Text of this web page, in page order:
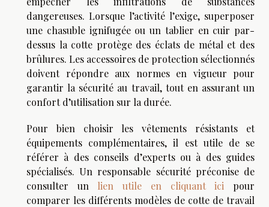
dangereuses. Lorsque l’activité l’exige, superposer
une chasuble ignifugée ou un tablier en cuir par-
dessus la cotte protège des éclats de métal et des
brûlures. Les accessoires de protection sélectionnés
doivent répondre aux normes en vigueur pour
garantir la sécurité au travail, tout en assurant un
confort d’utilisation sur la durée.
Pour bien choisir les vêtements résistants et
équipements complémentaires, il est utile de se
référer à des conseils d’experts ou à des guides
spécialisés. Un responsable sécurité préconise de
consulter un lien utile en cliquant ici pour
comparer les différents modèles de cotte de travail